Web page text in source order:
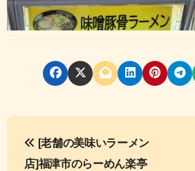
投
稿
[老舗の美味いラーメン
店]福津市のらーめん楽亭